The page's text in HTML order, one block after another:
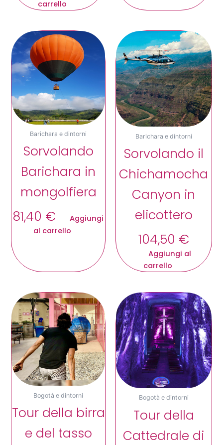
carrello
Barichara e dintorni
Sorvolando
Barichara in
mongolfiera
81,40 €
Aggiungi
al carrello
Barichara e dintorni
Sorvolando il
Chichamocha
Canyon in
elicottero
104,50 €
Aggiungi al
carrello
Bogotà e dintorni
Tour della birra
e del tasso
Bogotà e dintorni
Tour della
Cattedrale di